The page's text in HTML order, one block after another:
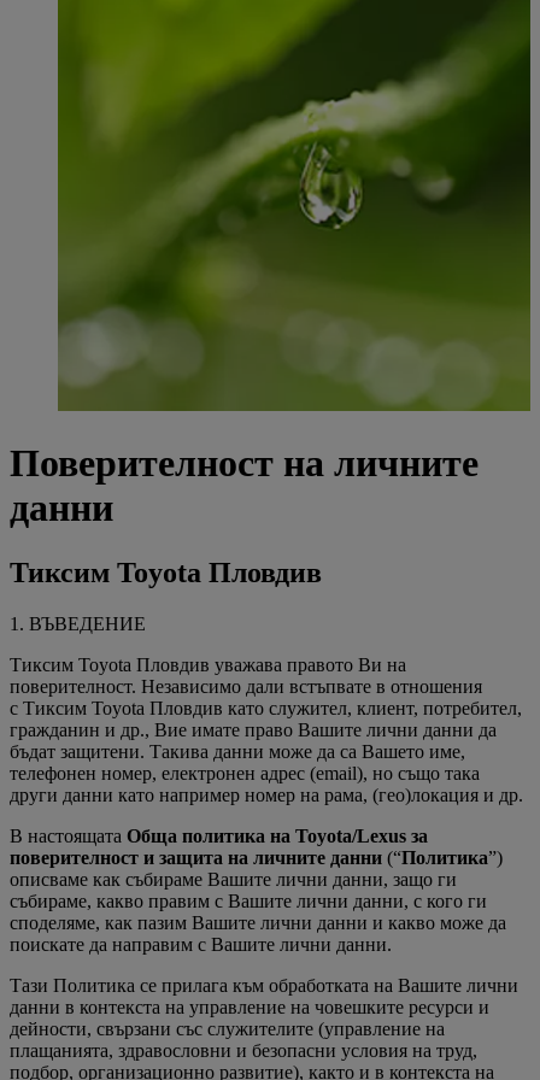
Поверителност на личните
данни
Тиксим Toyota Пловдив
1. ВЪВЕДЕНИЕ
Тиксим Toyota Пловдив уважава правото Ви на
поверителност. Независимо дали встъпвате в отношения
с Тиксим Toyota Пловдив като служител, клиент, потребител,
гражданин и др., Вие имате право Вашите лични данни да
бъдат защитени. Такива данни може да са Вашето име,
телефонен номер, електронен адрес (email), но също така
други данни като например номер на рама, (гео)локация и др.
В настоящата Обща политика на Toyota/Lexus за
поверителност и защита на личните данни (“Политика”)
описваме как събираме Вашите лични данни, защо ги
събираме, какво правим с Вашите лични данни, с кого ги
споделяме, как пазим Вашите лични данни и какво може да
поискате да направим с Вашите лични данни.
Тази Политика се прилага към обработката на Вашите лични
данни в контекста на управление на човешките ресурси и
дейности, свързани със служителите (управление на
плащанията, здравословни и безопасни условия на труд,
подбор, организационно развитие), както и в контекста на